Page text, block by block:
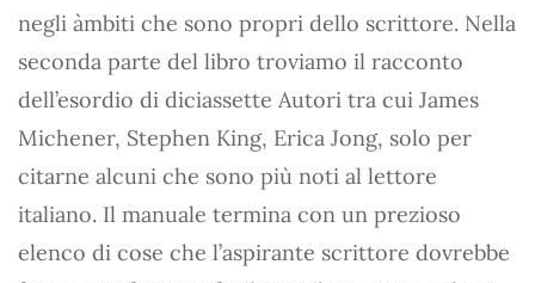
negli àmbiti che sono propri dello scrittore. Nella
seconda parte del libro troviamo il racconto
dell’esordio di diciassette Autori tra cui James
Michener, Stephen King, Erica Jong, solo per
citarne alcuni che sono più noti al lettore
italiano. Il manuale termina con un prezioso
elenco di cose che l’aspirante scrittore dovrebbe